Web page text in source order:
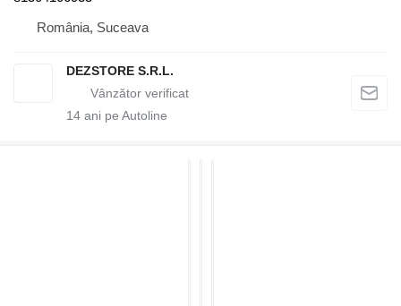
România, Suceava
DEZSTORE S.R.L.
14 ani pe Autoline